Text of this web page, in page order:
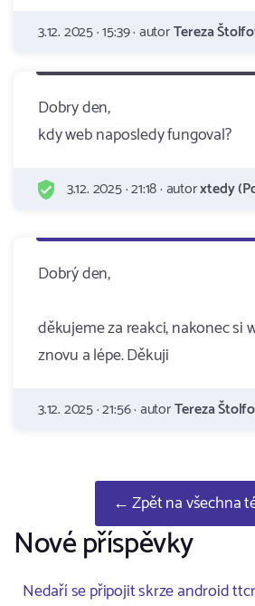
3.12. 2025 · 15:39 · autorTereza
Dobry den,
kdy web naposledy fungoval?
3.12. 2025 · 21:18 · autorxtedy
Dobrý den,
děkujeme za reakci, nakonec si
znovu a lépe. Děkuji
3.12. 2025 · 21:56 · autorTereza
← Zpět na všechna
Nové příspěvky
Nedaří se připojit skrze android